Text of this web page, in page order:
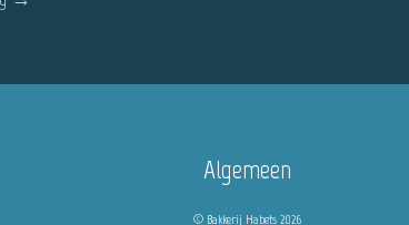
Algemeen
© Bakkerij Habets 2026